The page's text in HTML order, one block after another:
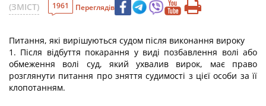
(ЗМІСТ) 1961 Переглядів
Питання, які вирішуються судом після виконання вироку
1. Після відбуття покарання у виді позбавлення волі або
обмеження волі суд, який ухвалив вирок, має право
розглянути питання про зняття судимості з цієї особи за її
клопотанням.